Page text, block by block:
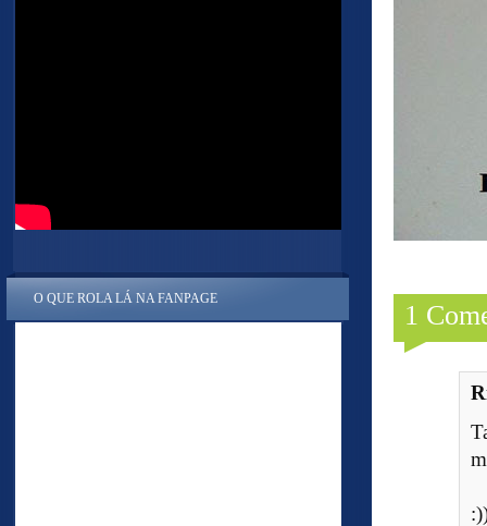
1
O QUE ROLA LÁ NA FANPAGE